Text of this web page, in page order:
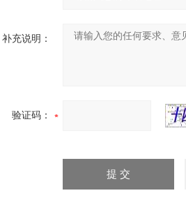
补充说明：
验证码：